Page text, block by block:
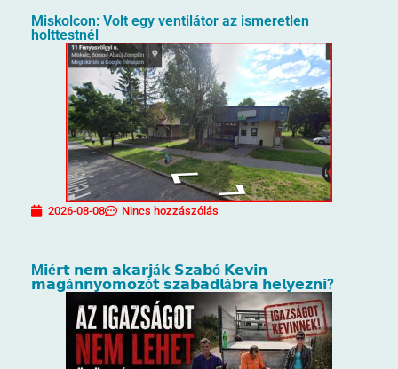
Miskolcon: Volt egy ventilátor az ismeretlen
holttestnél
2026-08-08 Nincs hozzászólás
M𝗶é𝗿𝘁 𝗻𝗲𝗺 𝗮𝗸𝗮𝗿𝗷á𝗸 𝗦𝘇𝗮𝗯ó 𝗞𝗲𝘃𝗶𝗻
𝗺𝗮𝗴á𝗻𝗻𝘆𝗼𝗺𝗼𝘇ó𝘁 𝘀𝘇𝗮𝗯𝗮𝗱𝗹á𝗯𝗿𝗮 𝗵𝗲𝗹𝘆𝗲𝘇𝗻𝗶?